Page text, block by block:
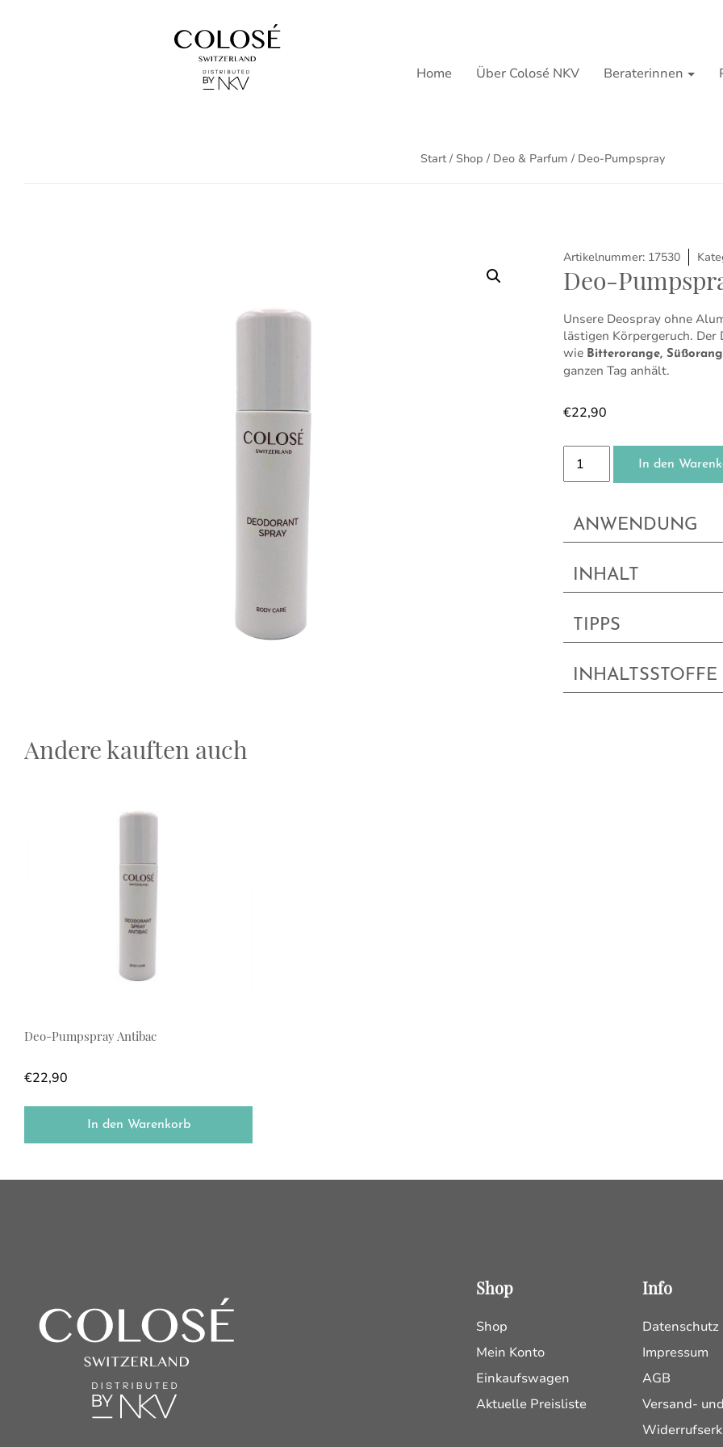
Home Über Colosé NKV Beraterinnen
Start/ Shop / Deo & Parfum / Deo-Pumpspray
Artikelnummer: 17530
Deo-
Unsere Deospray ohne
lästigen Körpergeruch.
wie Bitterorange,
ganzen Tag anhält.
€22,90
Deo-Pumpspray Menge
In den
ANWENDUNG
INHALT
TIPPS
INHALTSSTOFFE
Andere kauften auch
Deo-Pumpspray Antibac
€22,90
In den Warenkorb
Shop
Shop
Mein Konto
Einkaufswagen
Aktuelle Preisliste
Info
Datenschutz
Impressum
AGB
Versand-